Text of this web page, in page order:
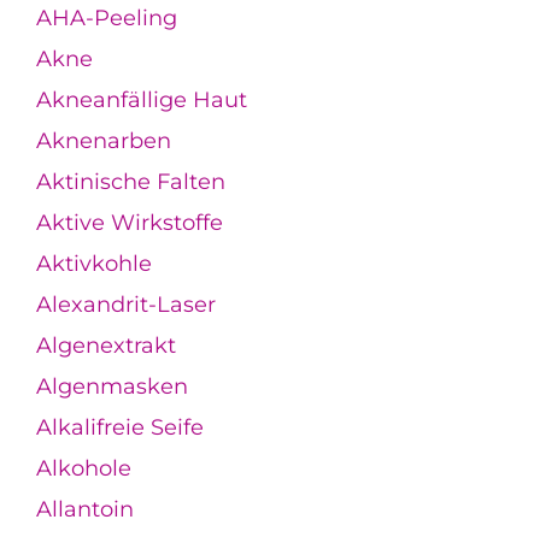
AHA-Peeling
Akne
Akneanfällige Haut
Aknenarben
Aktinische Falten
Aktive Wirkstoffe
Aktivkohle
Alexandrit-Laser
Algenextrakt
Algenmasken
Alkalifreie Seife
Alkohole
Allantoin